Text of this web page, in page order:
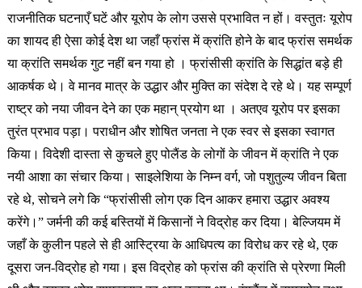
राजनीतिक घटनाएँ घटें और यूरोप के लोग उससे प्रभावित न हों। वस्तुतः यूरोप
का शायद ही ऐसा कोई देश था जहाँ फ्रांस में क्रांति होने के बाद फ्रांस समर्थक
या क्रांति समर्थक गुट नहीं बन गया हो । फ्रांसीसी क्रांति के सिद्धांत बड़े ही
आकर्षक थे। वे मानव मात्र के उद्धार और मुक्ति का संदेश दे रहे थे। यह सम्पूर्ण
राष्ट्र को नया जीवन देने का एक महान् प्रयोग था । अतएव यूरोप पर इसका
तुरंत प्रभाव पड़ा। पराधीन और शोषित जनता ने एक स्वर से इसका स्वागत
किया। विदेशी दास्ता से कुचले हुए पोलैंड के लोगों के जीवन में क्रांति ने एक
नयी आशा का संचार किया। साइलेशिया के निम्न वर्ग, जो पशुतुल्य जीवन बिता
रहे थे, सोचने लगे कि “फ्रांसीसी लोग एक दिन आकर हमारा उद्धार अवश्य
करेंगे।” जर्मनी की कई बस्तियों में किसानों ने विद्रोह कर दिया। बेल्जियम में
जहाँ के कुलीन पहले से ही आस्ट्रिया के आधिपत्य का विरोध कर रहे थे, एक
दूसरा जन-विद्रोह हो गया। इस विद्रोह को फ्रांस की क्रांति से प्रेरणा मिली